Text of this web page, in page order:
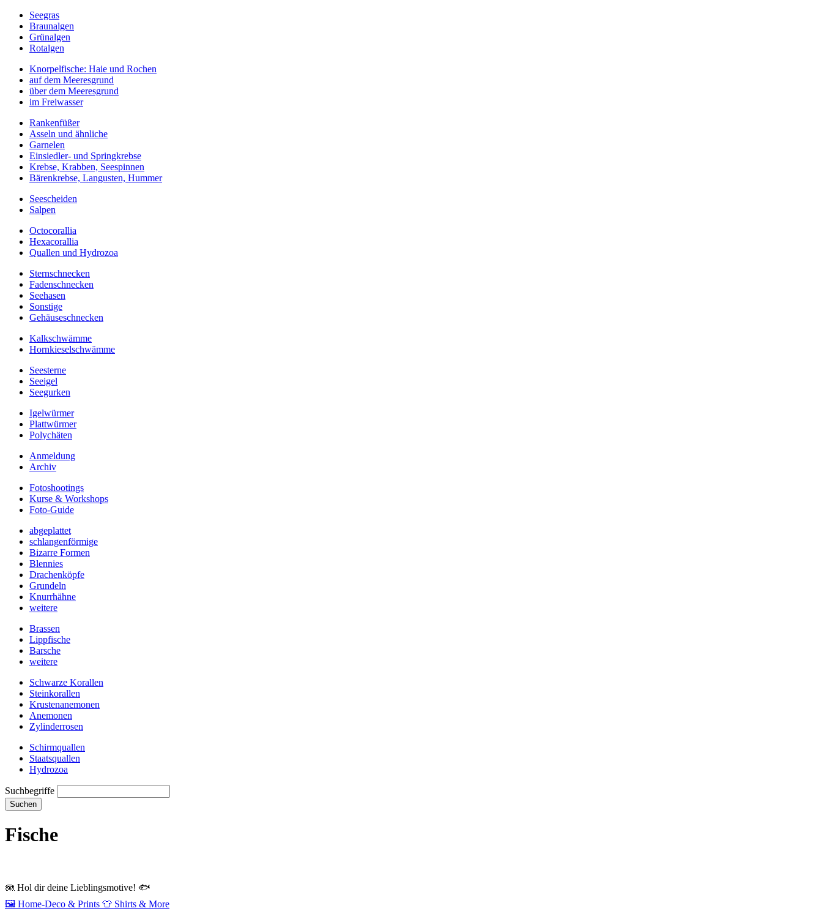
Seegras
Braunalgen
Grünalgen
Rotalgen
Knorpelfische: Haie und Rochen
auf dem Meeresgrund
über dem Meeresgrund
im Freiwasser
Rankenfüßer
Asseln und ähnliche
Garnelen
Einsiedler- und Springkrebse
Krebse, Krabben, Seespinnen
Bärenkrebse, Langusten, Hummer
Seescheiden
Salpen
Octocorallia
Hexacorallia
Quallen und Hydrozoa
Sternschnecken
Fadenschnecken
Seehasen
Sonstige
Gehäuseschnecken
Kalkschwämme
Hornkieselschwämme
Seesterne
Seeigel
Seegurken
Igelwürmer
Plattwürmer
Polychäten
Anmeldung
Archiv
Fotoshootings
Kurse & Workshops
Foto-Guide
abgeplattet
schlangenförmige
Bizarre Formen
Blennies
Drachenköpfe
Grundeln
Knurrhähne
weitere
Brassen
Lippfische
Barsche
weitere
Schwarze Korallen
Steinkorallen
Krustenanemonen
Anemonen
Zylinderrosen
Schirmquallen
Staatsquallen
Hydrozoa
Suchbegriffe
Suchen
Fische
🪼 Hol dir deine Lieblingsmotive! 🐟
🖼️ Home‑Deco & Prints 👕 Shirts & More